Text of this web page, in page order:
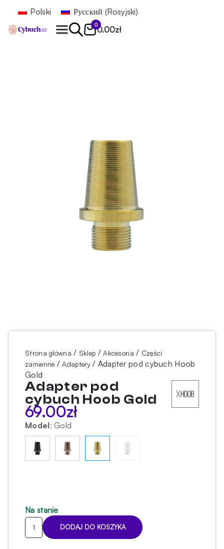
Polski Русский (Rosyjski)
0
0.00zł
Strona główna / Sklep /Akcesoria / Części
zamienne /Adaptery/ Adapter pod cybuch Hoob
Gold
Adapter pod
cybuch Hoob Gold
69.00zł
Model: Gold
Na stanie
ilość
Adapter
DODAJ DO KOSZYKA